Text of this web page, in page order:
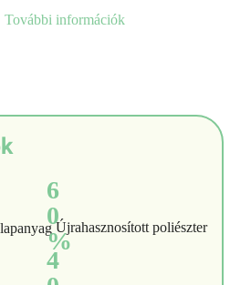
További információk
6
0
%
Újrahasznosított poliészter
4